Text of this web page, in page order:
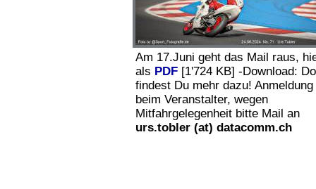
Am 17.Juni geht das Mail raus,
als PDF [1'724 KB] -Download:
findest Du mehr dazu! Anmeldung
beim Veranstalter, wegen
Mitfahrgelegenheit bitte Mail an
urs.tobler (at) datacomm.ch